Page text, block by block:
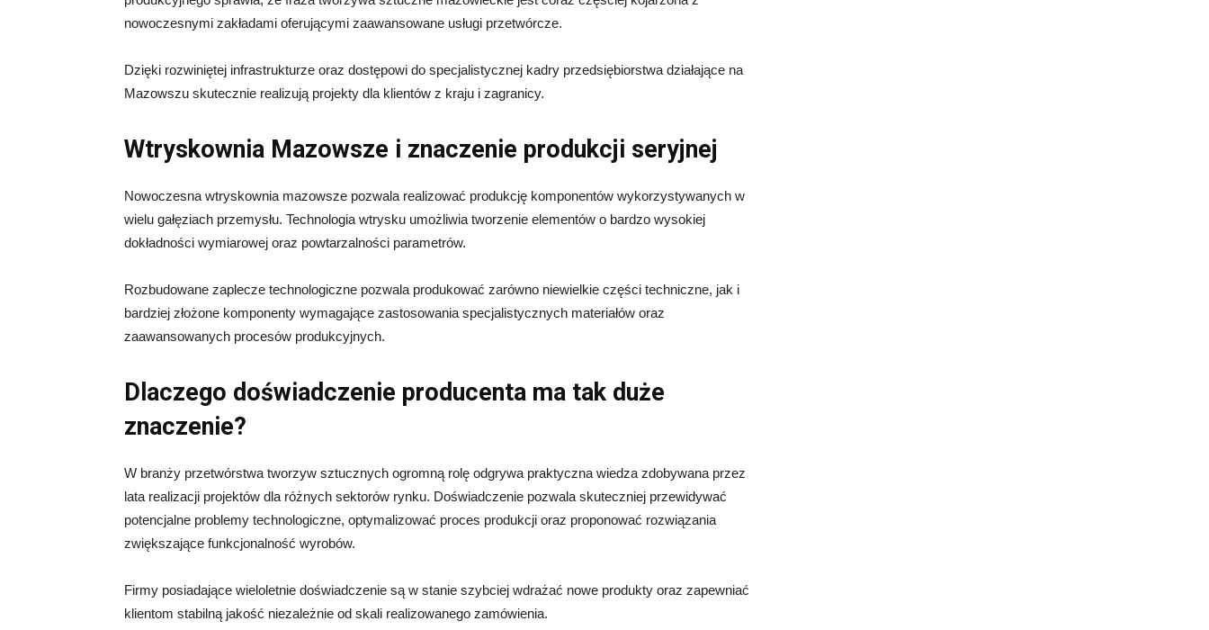
nowoczesnymi zakładami oferującymi zaawansowane usługi przetwórcze.
Dzięki rozwiniętej infrastrukturze oraz dostępowi do specjalistycznej kadry przedsiębiorstwa działające na
Mazowszu skutecznie realizują projekty dla klientów z kraju i zagranicy.
Wtryskownia Mazowsze i znaczenie produkcji seryjnej
Nowoczesna wtryskownia mazowsze pozwala realizować produkcję komponentów wykorzystywanych w
wielu gałęziach przemysłu. Technologia wtrysku umożliwia tworzenie elementów o bardzo wysokiej
dokładności wymiarowej oraz powtarzalności parametrów.
Rozbudowane zaplecze technologiczne pozwala produkować zarówno niewielkie części techniczne, jak i
bardziej złożone komponenty wymagające zastosowania specjalistycznych materiałów oraz
zaawansowanych procesów produkcyjnych.
Dlaczego doświadczenie producenta ma tak duże
znaczenie?
W branży przetwórstwa tworzyw sztucznych ogromną rolę odgrywa praktyczna wiedza zdobywana przez
lata realizacji projektów dla różnych sektorów rynku. Doświadczenie pozwala skuteczniej przewidywać
potencjalne problemy technologiczne, optymalizować proces produkcji oraz proponować rozwiązania
zwiększające funkcjonalność wyrobów.
Firmy posiadające wieloletnie doświadczenie są w stanie szybciej wdrażać nowe produkty oraz zapewniać
klientom stabilną jakość niezależnie od skali realizowanego zamówienia.